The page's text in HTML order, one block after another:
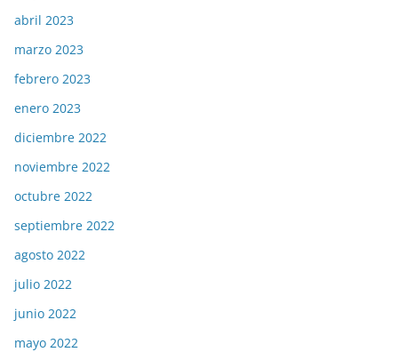
abril 2023
marzo 2023
febrero 2023
enero 2023
diciembre 2022
noviembre 2022
octubre 2022
septiembre 2022
agosto 2022
julio 2022
junio 2022
mayo 2022